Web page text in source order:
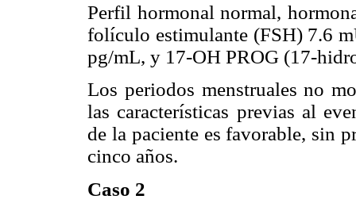
Perfil hormonal normal,
folículo estimulante (FSH) 7.6
pg/mL, y 17-OH PROG (17-
Los periodos menstruales no
las características previas al
de la paciente es favorable, sin
cinco años.
Caso 2